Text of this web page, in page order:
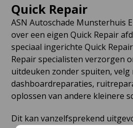
Quick Repair
ASN Autoschade Munsterhuis
over een eigen Quick Repair
speciaal ingerichte Quick
Repair specialisten verzorgen
uitdeuken zonder spuiten, velg
dashboardreparaties,
oplossen van andere kleinere
Dit kan vanzelfsprekend